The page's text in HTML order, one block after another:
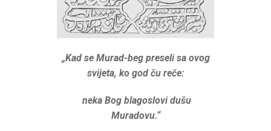
„Kad se Murad-beg preseli sa ovog
svijeta, ko god ču reče:
neka Bog blagoslovi dušu
Muradovu.“